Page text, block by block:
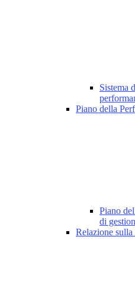
Sistema
Piano della
Piano
di
Relazione sulla